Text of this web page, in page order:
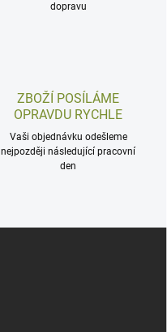
dopravu
ZBOŽÍ POSÍLÁME
OPRAVDU RYCHLE
Vaši objednávku odešleme
nejpozději následující pracovní
den